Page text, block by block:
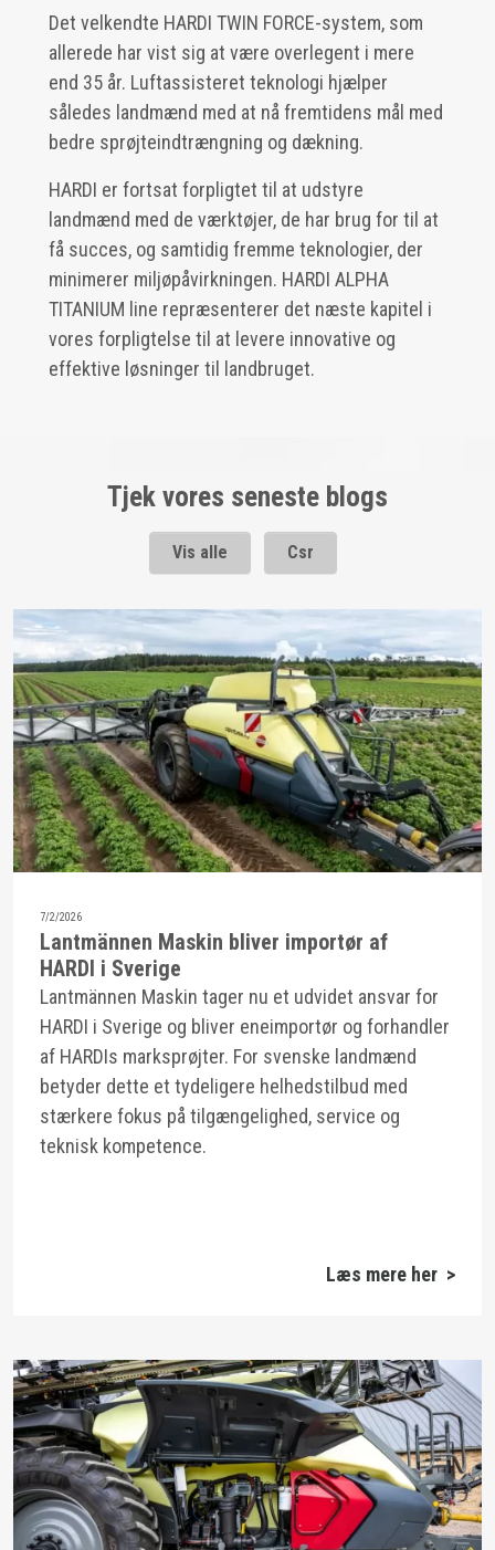
Det velkendte HARDI TWIN FORCE-system, som
allerede har vist sig at være overlegent i mere
end 35 år. Luftassisteret teknologi hjælper
således landmænd med at nå fremtidens mål med
bedre sprøjteindtrængning og dækning.
HARDI er fortsat forpligtet til at udstyre
landmænd med de værktøjer, de har brug for til at
få succes, og samtidig fremme teknologier, der
minimerer miljøpåvirkningen. HARDI ALPHA
TITANIUM line repræsenterer det næste kapitel i
vores forpligtelse til at levere innovative og
effektive løsninger til landbruget.
Tjek vores seneste blogs
Vis alle Csr
7/2/2026
Lantmännen Maskin bliver importør af
HARDI i Sverige
Lantmännen Maskin tager nu et udvidet ansvar for
HARDI i Sverige og bliver eneimportør og forhandler
af HARDIs marksprøjter. For svenske landmænd
betyder dette et tydeligere helhedstilbud med
stærkere fokus på tilgængelighed, service og
teknisk kompetence.
Læs mere her >